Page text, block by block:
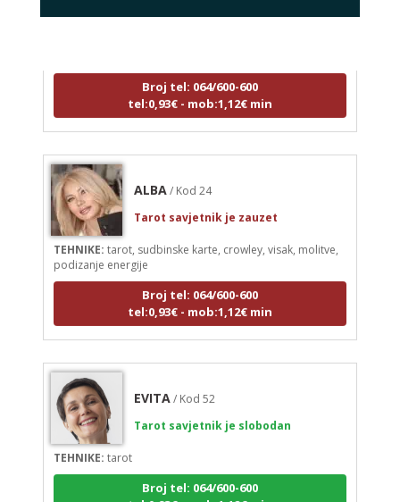
Broj tel: 064/600-600
tel:0,93€ - mob:1,12€ min
TEHNIKE:tarot, sudbinske karte, crowley, visak, molitve,
podizanje energije
Broj tel: 064/600-600
tel:0,93€ - mob:1,12€ min
TEHNIKE:tarot
Broj tel: 064/600-600
tel:0,93€ - mob:1,12€ min